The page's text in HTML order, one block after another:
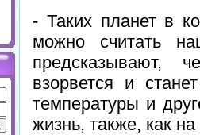
- Таких планет в
можно считать
предсказывают,
взорвется и
температуры и
жизнь, также, как